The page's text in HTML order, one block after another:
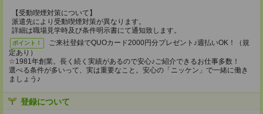
【受動喫煙対策について】
派遣先により受動喫煙対策が異なります。
詳細は職場見学時及び条件明示書にて通知致します。
ポイント！
ご来社登録でQUOカード2000円分プレゼント♪週払いOK！（規
定あり）
☆1981年創業。長く続く実績があるので安心♪ご紹介できるお仕事多数！
選べる条件が多いって、実は重要なこと。安心の「ニッケン」で一緒に働き
ましょう♪
登録について